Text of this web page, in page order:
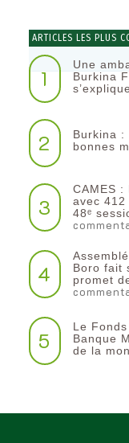
ARTICLES LES PLUS
1
Une
Burkina
s’explique
2
Burkina :
bonnes
3
CAMES :
avec 412
48ᵉ
4
Boro fait
promet
5
Le
Banque
de la